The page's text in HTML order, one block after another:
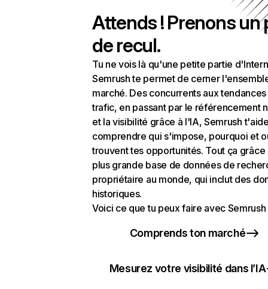
Attends ! Prenons un
de recul.
Tu ne vois là qu'une petite partie
Semrush te permet de cerner
marché. Des concurrents aux
trafic, en passant par le référencement
et la visibilité grâce à l'IA, Semrush
comprendre qui s'impose, pourquoi et
trouvent tes opportunités. Tout ça grâce
plus grande base de données de
propriétaire au monde, qui inclut des
historiques.
Voici ce que tu peux faire avec Semrush
Comprends ton marché
Mesurez votre visibilité dans l’IA